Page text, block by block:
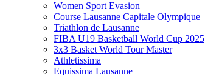
Women Sport Evasion
Course Lausanne Capitale Olympique
Triathlon de Lausanne
FIBA U19 Basketball World Cup 2025
3x3 Basket World Tour Master
Athletissima
Equissima Lausanne